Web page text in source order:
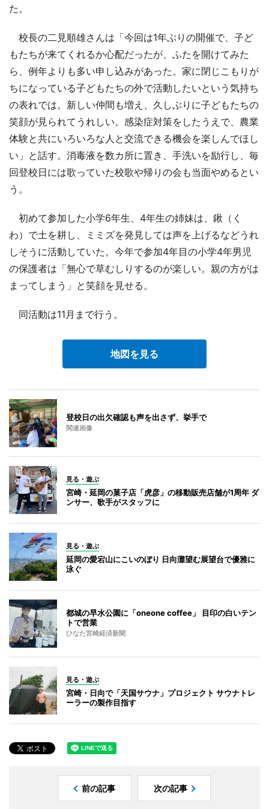
た。
校長の二見順雄さんは「今回は1年ぶりの開催で、子ど
もたちが来てくれるか心配だったが、ふたを開けてみた
ら、例年よりも多い申し込みがあった。家に閉じこもりが
ちになっている子どもたちの外で活動したいという気持ち
の表れでは。新しい仲間も増え、久しぶりに子どもたちの
笑顔が見られてうれしい。感染症対策をしたうえで、農業
体験と共にいろいろな人と交流できる機会を楽しんでほし
い」と話す。消毒液を数カ所に置き、手洗いを励行し、毎
回登校日には歌っていた校歌や帰りの会も当面やめるとい
う。
初めて参加した小学6年生、4年生の姉妹は、鍬（く
わ）で土を耕し、ミミズを発見しては声を上げるなどうれ
しそうに活動していた。今年で参加4年目の小学4年男児
の保護者は「無心で草むしりするのが楽しい。親の方がは
まってしまう」と笑顔を見せる。
同活動は11月まで行う。
地図を見る
登校日の出欠確認も声を出さず、挙手で
関連画像
見る・遊ぶ
宮崎・延岡の菓子店「虎彦」の移動販売店舗が1周年 ダ
ンサー、歌手がスタッフに
見る・遊ぶ
延岡の愛宕山にこいのぼり 日向灘望む展望台で優雅に
泳ぐ
都城の早水公園に「oneone coffee」 目印の白いテン
トで営業
ひなた宮崎経済新聞
見る・遊ぶ
宮崎・日向で「天国サウナ」プロジェクト サウナトレ
ーラーの製作目指す
前の記事 次の記事